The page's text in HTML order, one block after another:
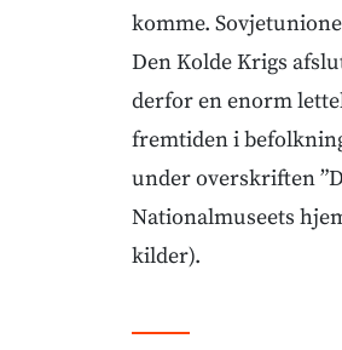
komme.
Den Kolde Krigs
derfor en enorm
fremtiden i
under overskriften
Nationalmuseets
kilder).